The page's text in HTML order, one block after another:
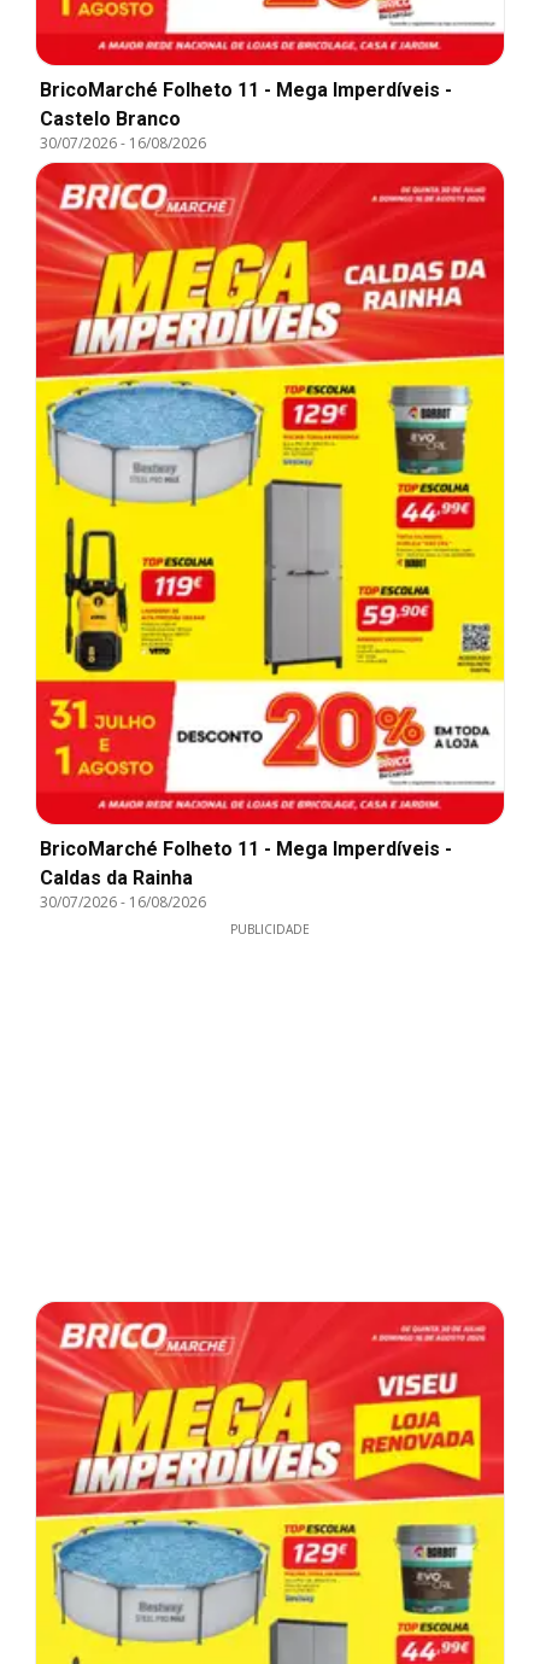
BricoMarché Folheto 11 - Mega Imperdíveis -
Castelo Branco
30/07/2026- 16/08/2026
BricoMarché Folheto 11 - Mega Imperdíveis -
Caldas da Rainha
30/07/2026- 16/08/2026
PUBLICIDADE